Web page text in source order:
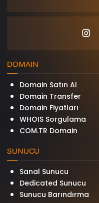
DOMAIN
Domain Satın Al
Domain Transfer
Domain Fiyatları
WHOIS Sorgulama
COM.TR Domain
SUNUCU
Sanal Sunucu
Dedicated Sunucu
Sunucu Barındırma